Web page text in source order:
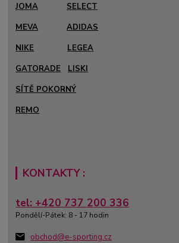
JOMA
SELECT
MEVA
ADIDAS
NIKE
LEGEA
GATORADE
LISKI
SÍTĚ POKORNÝ
REMO
KONTAKTY :
tel: +420 737 200 336
Pondělí-Pátek: 8 - 17 hodin
obchod@e-sporting.cz